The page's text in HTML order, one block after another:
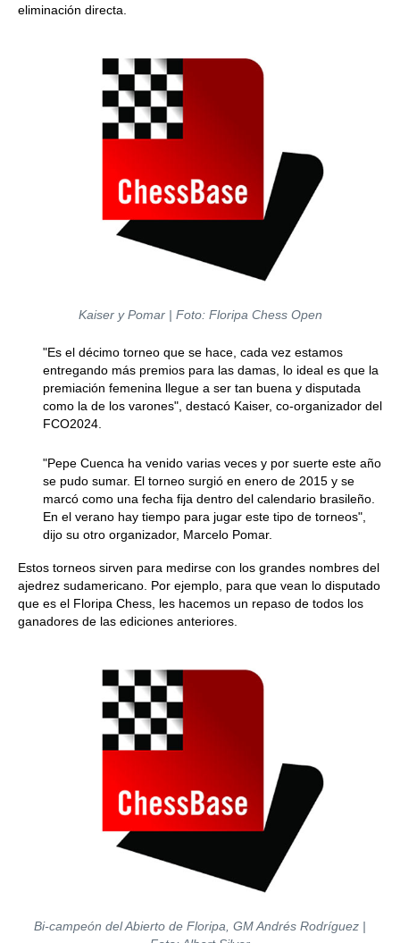
eliminación directa.
Kaiser y Pomar | Foto: Floripa Chess Open
"Es el décimo torneo que se hace, cada vez estamos
entregando más premios para las damas, lo ideal es que la
premiación femenina llegue a ser tan buena y disputada
como la de los varones", destacó Kaiser, co-organizador del
FCO2024.
"Pepe Cuenca ha venido varias veces y por suerte este año
se pudo sumar. El torneo surgió en enero de 2015 y se
marcó como una fecha fija dentro del calendario brasileño.
En el verano hay tiempo para jugar este tipo de torneos",
dijo su otro organizador, Marcelo Pomar.
Estos torneos sirven para medirse con los grandes nombres del
ajedrez sudamericano. Por ejemplo, para que vean lo disputado
que es el Floripa Chess, les hacemos un repaso de todos los
ganadores de las ediciones anteriores.
Bi-campeón del Abierto de Floripa, GM Andrés Rodríguez |